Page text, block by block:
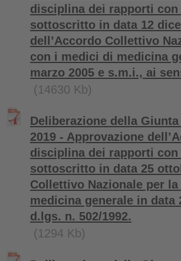
disciplina dei rapporti
sottoscritto in data 12
dell’Accordo Collettivo
con i medici di medicina
marzo 2005 e s.m.i., ai
(14630 Kb)
Deliberazione della
2019 - Approvazione
disciplina dei rapporti
sottoscritto in data 25
Collettivo Nazionale per
medicina generale in data
d.lgs. n. 502/1992.
(1294 Kb)